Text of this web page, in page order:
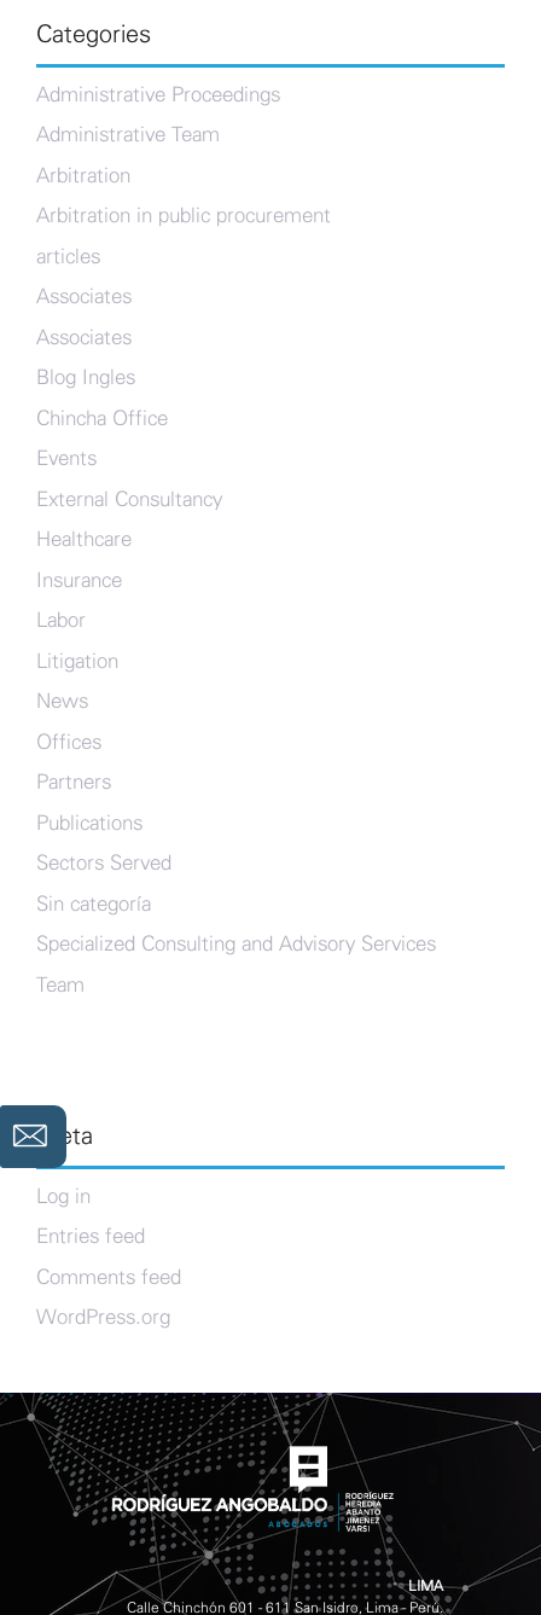
Categories
Administrative Proceedings
Administrative Team
Arbitration
Arbitration in public procurement
articles
Associates
Associates
Blog Ingles
Chincha Office
Events
External Consultancy
Healthcare
Insurance
Labor
Litigation
News
Offices
Partners
Publications
Sectors Served
Sin categoría
Specialized Consulting and Advisory Services
Team
Meta
Log in
Entries feed
Comments feed
WordPress.org
LIMA
Calle Chinchón 601 - 611 San Isidro, Lima - Perú.